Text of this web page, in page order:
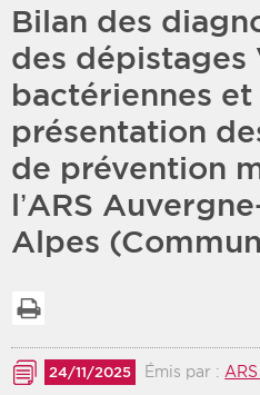
Médico-social
Période
Choisir une date de début
Choisir une date
Bilan des
des dépistages
bactériennes et
présentation
de prévention
l’ARS
Alpes
24/11/2025 Émis par :